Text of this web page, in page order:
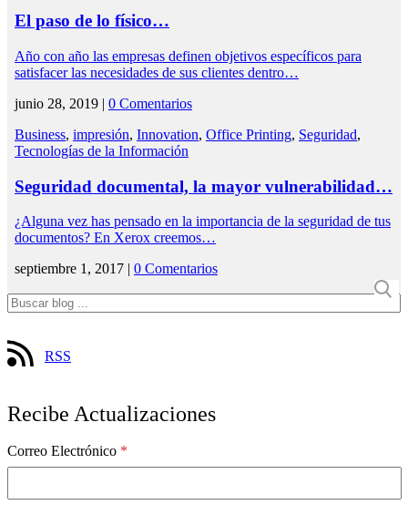
El paso de lo físico…
Año con año las empresas definen objetivos específicos para
satisfacer las necesidades de sus clientes dentro…
junio 28, 2019 | 0 Comentarios
Business, impresión, Innovation, Office Printing, Seguridad,
Tecnologías de la Información
Seguridad documental, la mayor vulnerabilidad…
¿Alguna vez has pensado en la importancia de la seguridad de tus
documentos? En Xerox creemos…
septiembre 1, 2017 | 0 Comentarios
RSS
Recibe Actualizaciones
Correo Electrónico *